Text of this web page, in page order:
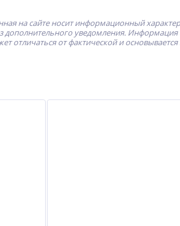
на сайте носит информационный
уведомления. Информация
отличаться от фактической и